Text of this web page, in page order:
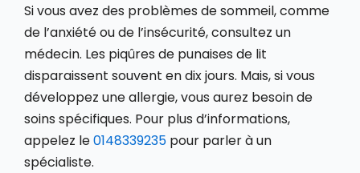
Si vous avez des problèmes de sommeil, comme
de l’anxiété ou de l’insécurité, consultez un
médecin. Les piqûres de punaises de lit
disparaissent souvent en dix jours. Mais, si vous
développez une allergie, vous aurez besoin de
soins spécifiques. Pour plus d’informations,
appelez le0148339235 pour parler à un
spécialiste.